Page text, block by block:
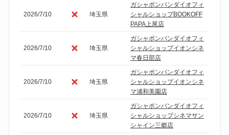
2026/7/10 埼玉県
ガシャポンバンダイオフィ
シャルショップBOOKOFF
PAPA上尾店
2026/7/10 埼玉県
ガシャポンバンダイオフィ
シャルショップイオンシネ
マ春日部店
2026/7/10 埼玉県
ガシャポンバンダイオフィ
シャルショップイオンシネ
マ浦和美園店
2026/7/10 埼玉県
ガシャポンバンダイオフィ
シャルショップシネマサン
シャイン三郷店